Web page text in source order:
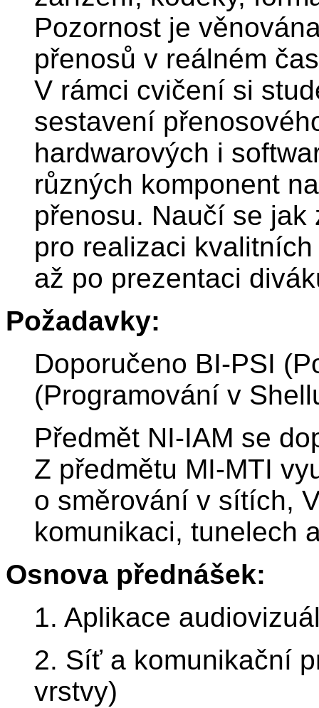
Pozornost je
přenosů v reálném
V rámci cvičení si
sestavení
hardwarových i
různých komponent
přenosu. Naučí se
pro realizaci
až po prezentaci
Požadavky:
Doporučeno BI-PSI
(Programování v
Předmět NI-IAM se
Z předmětu MI-MTI
o směrování v sítích,
komunikaci, tunelech
Osnova přednášek:
1. Aplikace
2. Síť a komunikační
vrstvy)